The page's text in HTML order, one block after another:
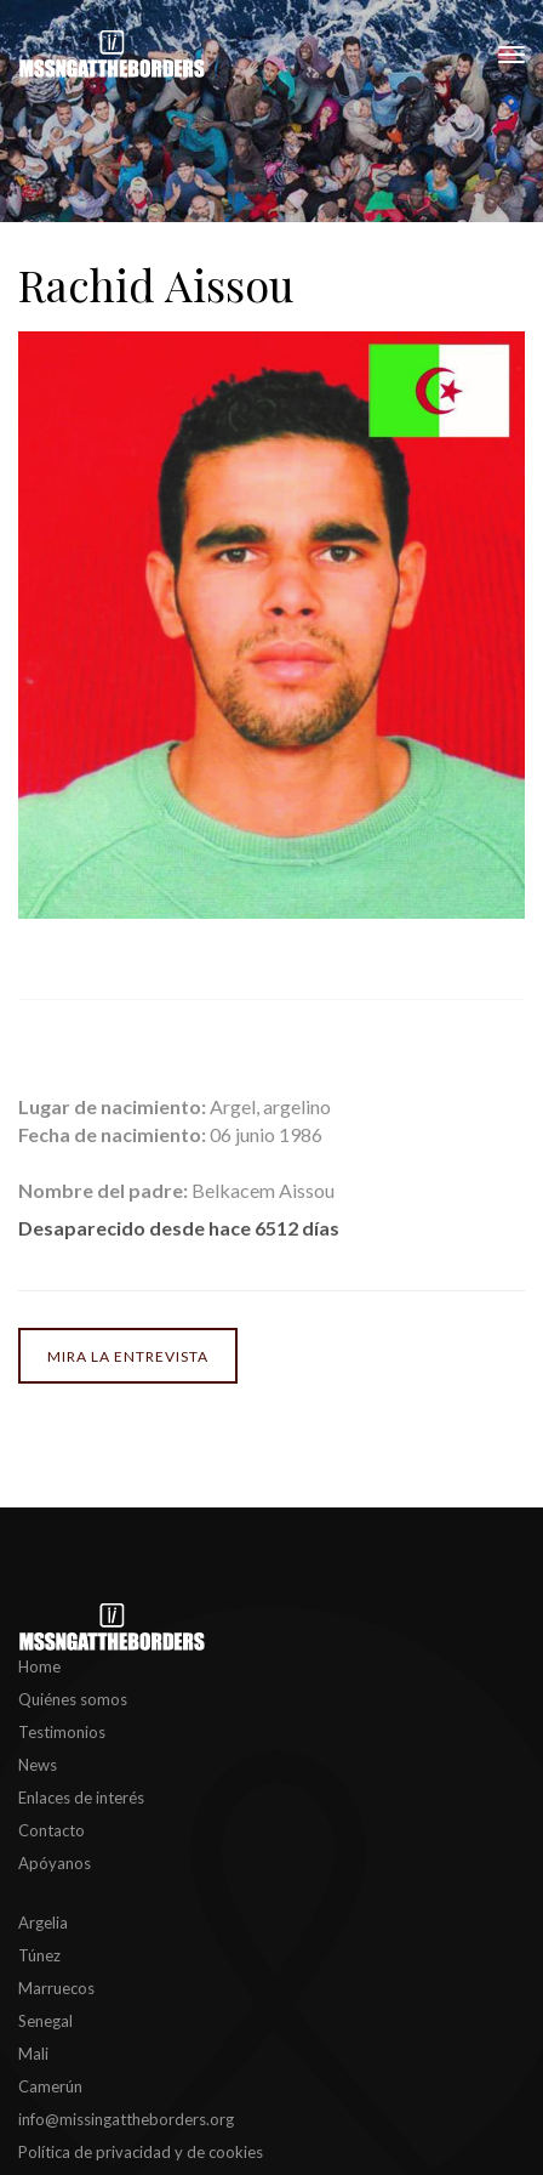
Rachid Aissou
Lugar de nacimiento: Argel, argelino
Fecha de nacimiento: 06 junio 1986
Nombre del padre: Belkacem Aissou
Desaparecido desde hace 6512 días
MIRA LA ENTREVISTA
Home
Quiénes somos
Testimonios
News
Enlaces de interés
Contacto
Apóyanos
Argelia
Túnez
Marruecos
Senegal
Mali
Camerún
info@missingattheborders.org
Política de privacidad y de cookies